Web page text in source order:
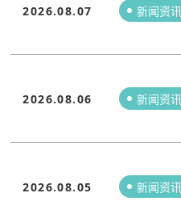
2026.08.07 新闻资讯
2026.08.06 新闻资讯
2026.08.05 新闻资讯